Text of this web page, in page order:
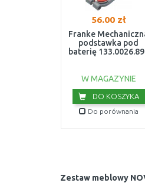
56.00 zł
Franke
podstawka pod
baterię
W MAGAZYNIE
DO KOSZYKA
Do porównania
Zestaw meblowy